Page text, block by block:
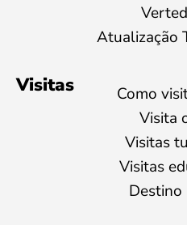
Atualização
Visitas
Como
Visita
Visitas
Visitas
Destino